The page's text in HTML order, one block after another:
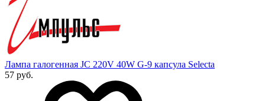
Лампа галогенная JC 220V 40W G-9 капсула Selecta
57 руб.